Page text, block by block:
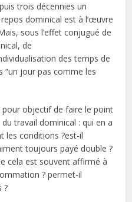
trois décennies un
dominical est à l’œuvre
sous l’effet conjugué de
de
des temps de
“un jour pas comme les
pour objectif de faire le point
travail dominical : qui en a
les conditions ?est-il
toujours payé double ?
cela est souvent affirmé à
? permet-il
?